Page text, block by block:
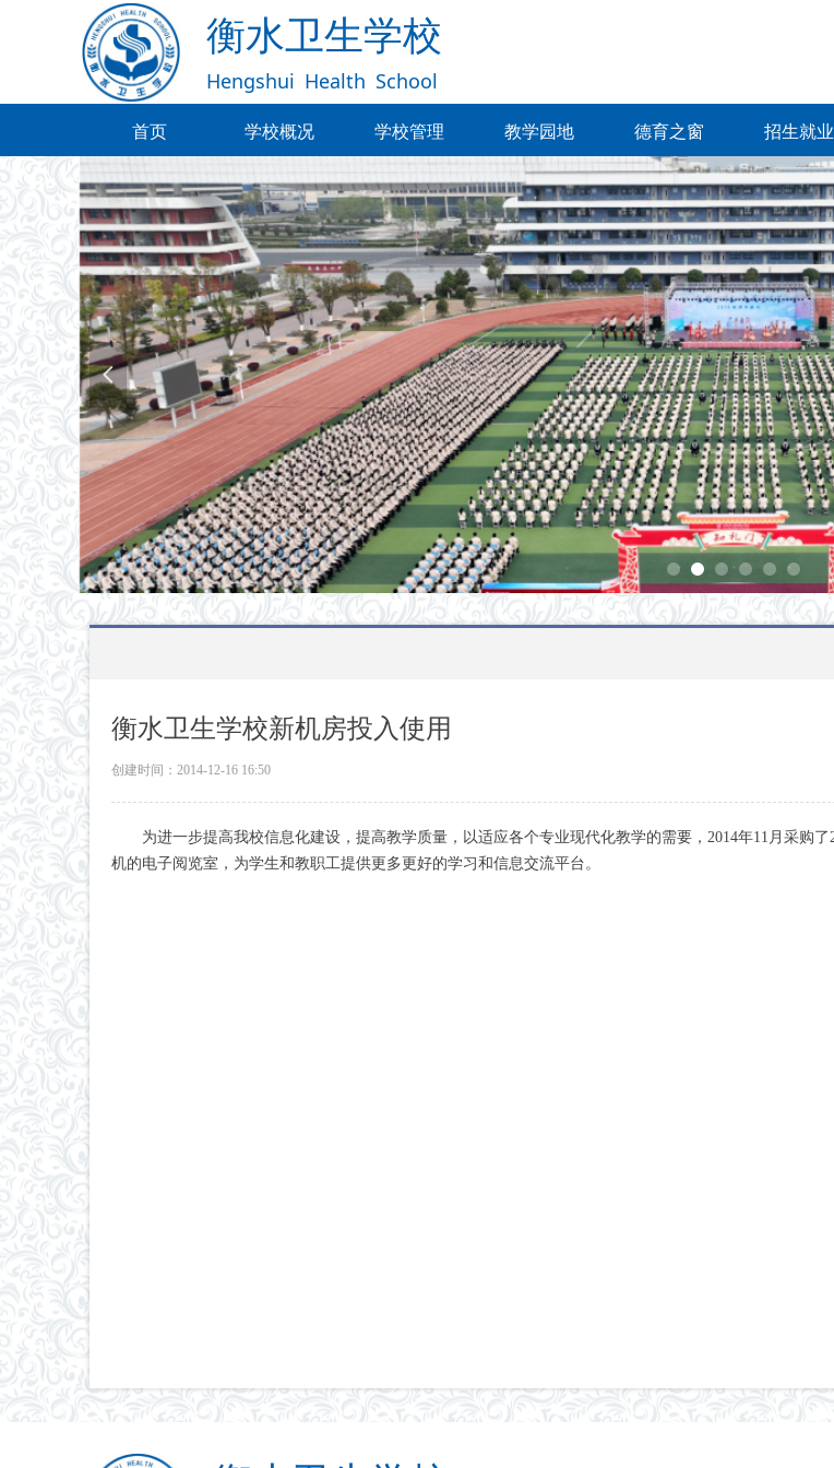
衡水卫生学校
Hengshui Health School
首页
首页
学校概况
学校概况
学校管理
学校管理
教学园地
教学园地
德育之窗
德育之窗
招生就业
招生就业
衡水卫生学校新机房投入使用
创建时间： 2014-12-16 16:50
为进一步提高我校信息化建设，提高教学质量，以适应各个专业现代化教学的需要，2014年11月采购
机的电子阅览室，为学生和教职工提供更多更好的学习和信息交流平台。
넳